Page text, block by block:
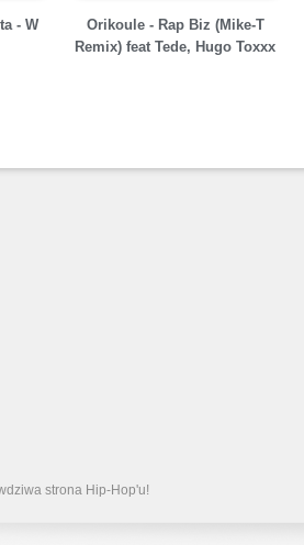
- W
Orikoule - Rap Biz (Mike-T
Remix) feat Tede, Hugo Toxxx
strona Hip-Hop'u!